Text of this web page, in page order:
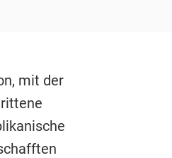
mit der